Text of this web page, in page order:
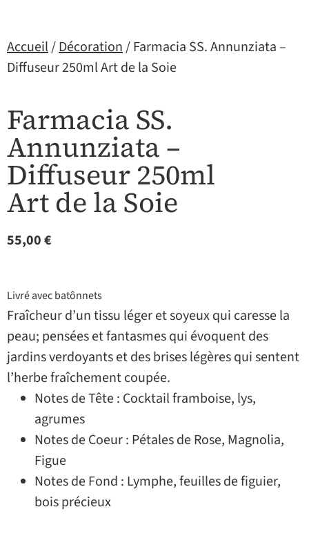
Accueil/Décoration/ Farmacia SS. Annunziata –
Diffuseur 250ml Art de la Soie
Farmacia SS.
Annunziata –
Diffuseur 250ml
Art de la Soie
55,00€
Livré avec batônnets
Fraîcheur d’un tissu léger et soyeux qui caresse la
peau; pensées et fantasmes qui évoquent des
jardins verdoyants et des brises légères qui sentent
l’herbe fraîchement coupée.
Notes de Tête : Cocktail framboise, lys,
agrumes
Notes de Coeur : Pétales de Rose, Magnolia,
Figue
Notes de Fond : Lymphe, feuilles de figuier,
bois précieux